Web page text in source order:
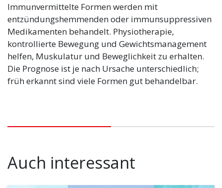
Immunvermittelte Formen werden mit
entzündungshemmenden oder immunsuppressiven
Medikamenten behandelt. Physiotherapie,
kontrollierte Bewegung und Gewichtsmanagement
helfen, Muskulatur und Beweglichkeit zu erhalten.
Die Prognose ist je nach Ursache unterschiedlich;
früh erkannt sind viele Formen gut behandelbar.
Auch interessant